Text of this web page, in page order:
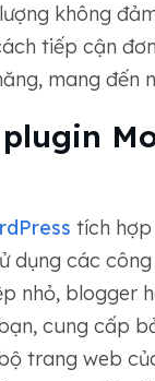
không
tiếp cận
mang đến
tích hợp
dụng các
nhỏ, blogger
cung cấp
trang web